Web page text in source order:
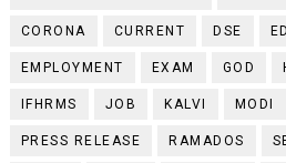
CORONA CURRENT DSE
EMPLOYMENT EXAM GOD
IFHRMS JOB KALVI MODI
PRESS RELEASE RAMADOS